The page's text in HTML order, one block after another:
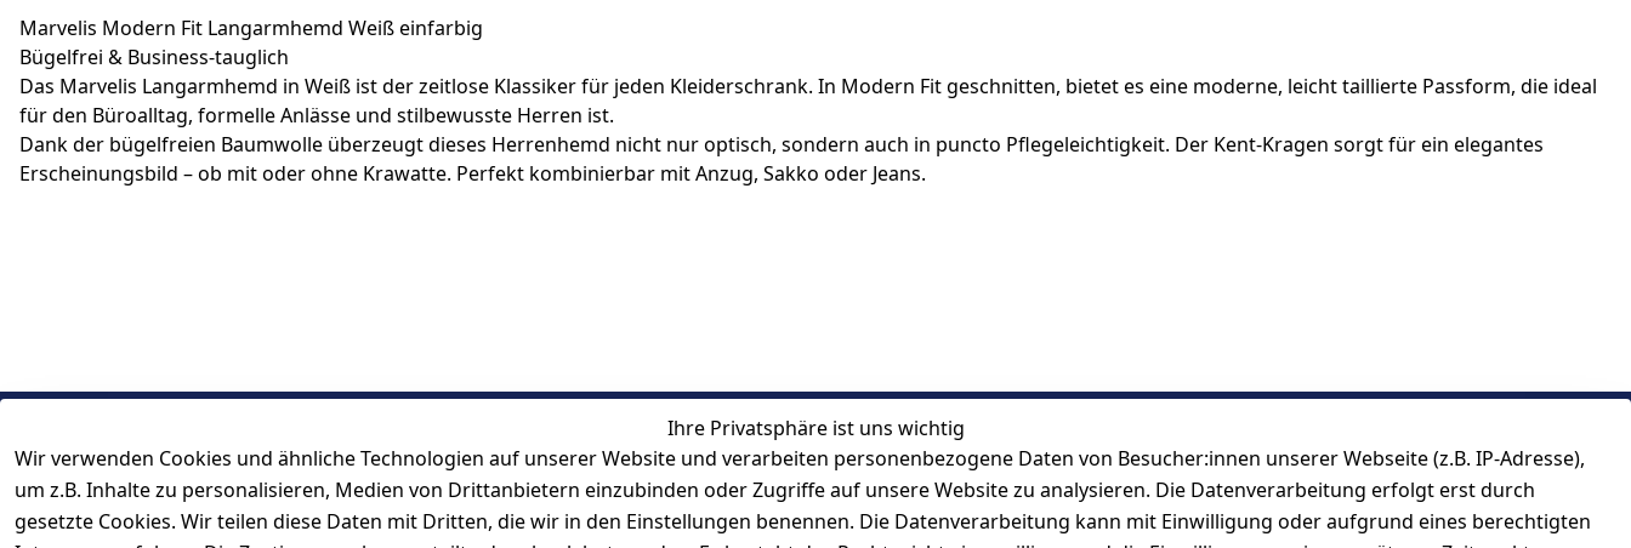
Marvelis Modern Fit Langarmhemd Weiß einfarbig
Bügelfrei & Business-tauglich
Das Marvelis Langarmhemd in Weiß ist der zeitlose Klassiker für jeden Kleiderschrank. In Modern Fit geschnitten, bietet es eine moderne, leicht taillierte Passform, die ideal
für den Büroalltag, formelle Anlässe und stilbewusste Herren ist.
Dank der bügelfreien Baumwolle überzeugt dieses Herrenhemd nicht nur optisch, sondern auch in puncto Pflegeleichtigkeit. Der Kent-Kragen sorgt für ein elegantes
Erscheinungsbild – ob mit oder ohne Krawatte. Perfekt kombinierbar mit Anzug, Sakko oder Jeans.
Ihre Privatsphäre ist uns wichtig
Wir verwenden Cookies und ähnliche Technologien auf unserer Website und verarbeiten personenbezogene Daten von Besucher:innen unserer Webseite (z.B. IP-Adresse),
um z.B. Inhalte zu personalisieren, Medien von Drittanbietern einzubinden oder Zugriffe auf unsere Website zu analysieren. Die Datenverarbeitung erfolgt erst durch
gesetzte Cookies. Wir teilen diese Daten mit Dritten, die wir in den Einstellungen benennen. Die Datenverarbeitung kann mit Einwilligung oder aufgrund eines berechtigten
Rechtliches
AGB
Kontakt
Kontakt
Registrieren